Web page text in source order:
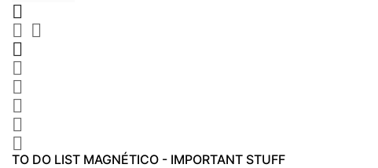

 






TO DO LIST MAGNÉTICO - IMPORTANT STUFF